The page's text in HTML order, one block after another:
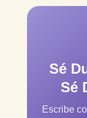
Sé
Sé
Escribe